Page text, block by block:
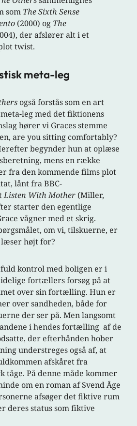
som The Sixth Sense
(2000) og The
der afslører alt i et
twist.
meta-leg
også forstås som en art
leg med det fiktionens
hører vi Graces stemme
are you sitting comfortably?
begynder hun at oplæse
mens en række
fra den kommende films plot
lånt fra BBC-
Listen With Mother (Miller,
starter den egentlige
vågner med et skrig.
om vi, tilskuerne, er
læser højt for?
kontrol med boligen er i
fortællers forsøg på at
over sin fortælling. Hun er
over sandheden, både for
der ser på. Men langsomt
i hendes fortælling af de
der efterhånden hober
understreges også af, at
afskåret fra
tåge. På denne måde kommer
om en roman af Svend Åge
afsøger det fiktive rum
deres status som fiktive